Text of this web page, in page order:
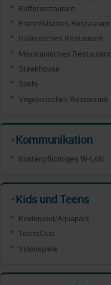
Buffetrestaurant
Französisches Restaurant
Italienisches Restaurant
Mexikanisches Restaurant
Steakhouse
Sushi
Vegetarisches Restaurant
✦Kommunikation
Kostenpflichtiges W-LAN
✦Kids und Teens
Kinderpool/Aquapark
TeensClub
Videospiele